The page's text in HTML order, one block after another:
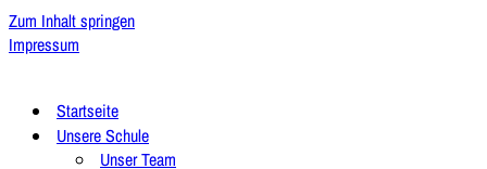
Zum Inhalt springen
Impressum
Startseite
Unsere Schule
Unser Team